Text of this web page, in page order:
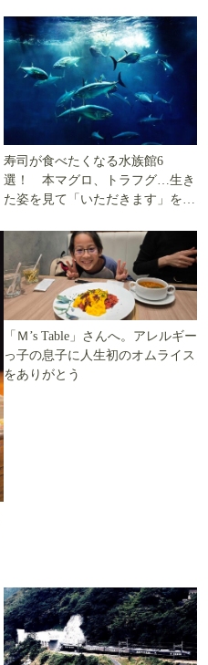
寿司が食べたくなる水族館6
選！ 本マグロ、トラフグ…生き
た姿を見て「いただきます」を考
「Ｍ’s Table」さんへ。アレルギー
っ子の息子に人生初のオムライス
をありがとう